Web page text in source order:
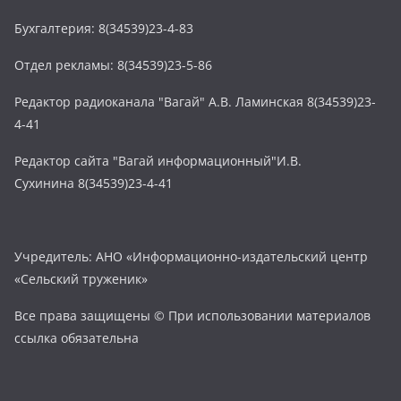
Бухгалтерия: 8(34539)23-4-83
Отдел рекламы: 8(34539)23-5-86
Редактор радиоканала "Вагай" А.В. Ламинская 8(34539)23-
4-41
Редактор сайта "Вагай информационный"И.В.
Сухинина 8(34539)23-4-41
Учредитель: АНО «Информационно-издательский центр
«Сельский труженик»
Все права защищены © При использовании материалов
ссылка обязательна